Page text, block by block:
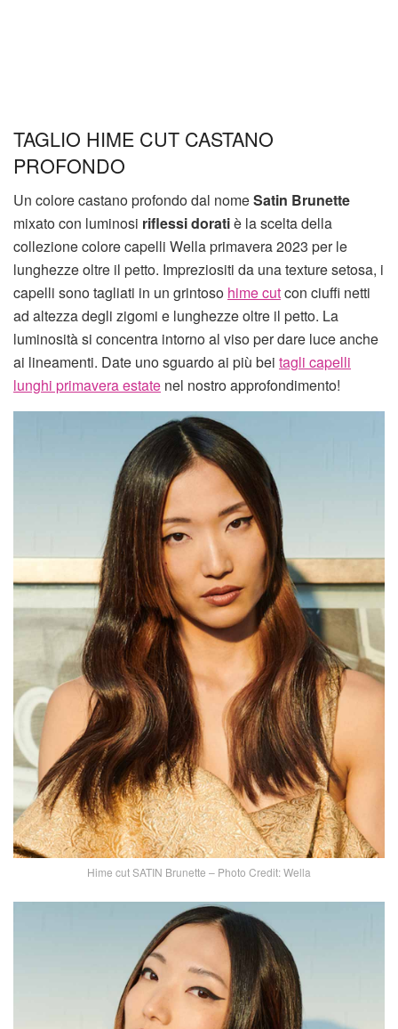
TAGLIO HIME CUT CASTANO
PROFONDO
Un colore castano profondo dal nomeSatin Brunette
mixato con luminosi riflessi doratiè la scelta della
collezione colore capelli Wella primavera 2023 per le
lunghezze oltre il petto. Impreziositi da una texture setosa, i
capelli sono tagliati in un grintoso hime cutcon ciuffi netti
ad altezza degli zigomi e lunghezze oltre il petto. La
luminosità si concentra intorno al viso per dare luce anche
ai lineamenti. Date uno sguardo ai più bei tagli capelli
lunghi primavera estate nel nostro approfondimento!
Hime cut SATIN Brunette – Photo Credit: Wella